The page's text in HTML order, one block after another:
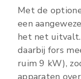
Met de
een
het net
daarbij fors
ruim 9 kW),
apparaten